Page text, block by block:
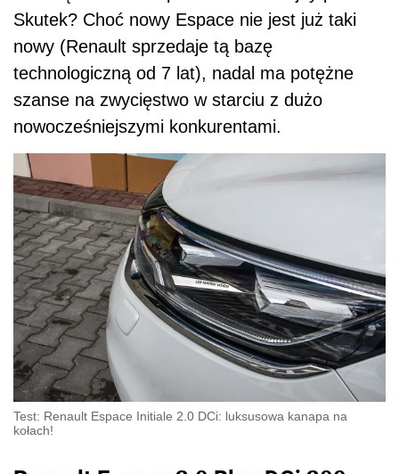
Skutek? Choć nowy Espace nie jest już taki
nowy (Renault sprzedaje tą bazę
technologiczną od 7 lat), nadal ma potężne
szanse na zwycięstwo w starciu z dużo
nowocześniejszymi konkurentami.
Test: Renault Espace Initiale 2.0 DCi: luksusowa kanapa na
kołach!